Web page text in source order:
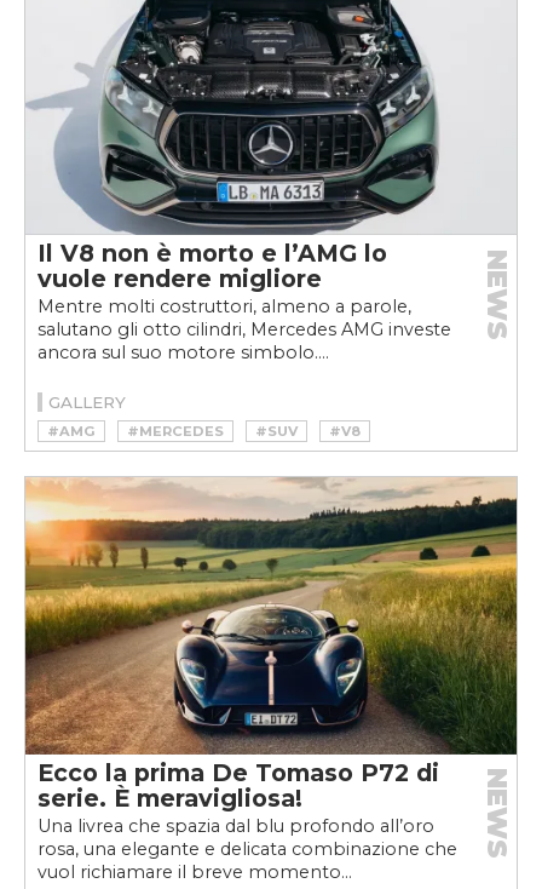
Il V8 non è morto e l’AMG lo
vuole rendere migliore
Mentre molti costruttori, almeno a parole,
salutano gli otto cilindri, Mercedes AMG investe
ancora sul suo motore simbolo....
NEWS
GALLERY
#AMG #MERCEDES #SUV #V8
Ecco la prima De Tomaso P72 di
serie. È meravigliosa!
Una livrea che spazia dal blu profondo all’oro
rosa, una elegante e delicata combinazione che
vuol richiamare il breve momento...
NEWS